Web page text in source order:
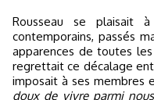
Rousseau se plaisait
contemporains, passés
apparences de toutes
regrettait ce décalage
imposait à ses membres
doux de vivre parmi